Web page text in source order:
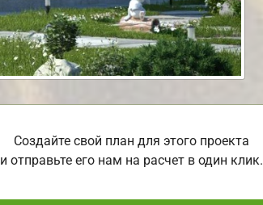
Создайте свой план для этого проекта
и отправьте его нам на расчет в один клик.